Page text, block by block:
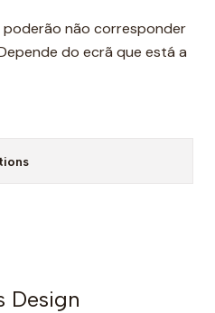
poderão não corresponder
do ecrã que está a
Design